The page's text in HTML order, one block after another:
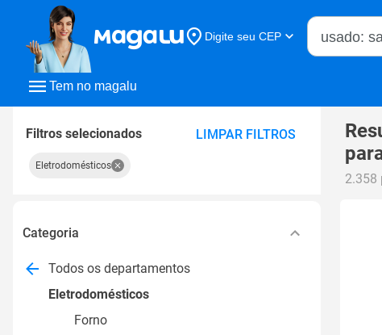
Tem no magalu
Digite seu CEP
Buscar no
Filtros selecionados LIMPAR FILTROS
Eletrodomésticos
Categoria
Todos os departamentos
Eletrodomésticos
Forno
2.358